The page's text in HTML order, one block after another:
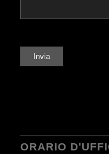
ORARIO